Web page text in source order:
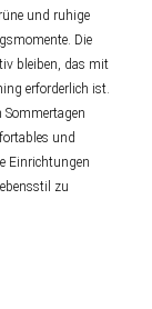
und ruhige
Die
bleiben, das mit
erforderlich ist.
Sommertagen
und
Einrichtungen
zu